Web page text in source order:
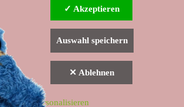
Indexverzeichnis
Haftungsausschluss
© Angel One Media
✓ Akzeptieren
Auswahl speichern
✕ Ablehnen
Personalisieren